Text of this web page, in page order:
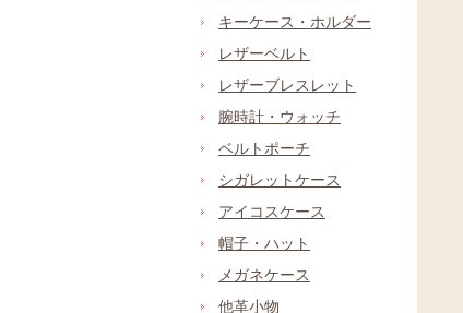
キーケース・ホルダー
レザーベルト
レザーブレスレット
腕時計・ウォッチ
ベルトポーチ
シガレットケース
アイコスケース
帽子・ハット
メガネケース
他革小物